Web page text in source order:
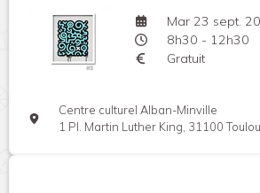
Mar 23 sept.
8h30 - 12h30
Gratuit
Centre culturel Alban-Minville
1 Pl. Martin Luther King, 31100